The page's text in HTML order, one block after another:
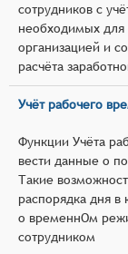
сотрудников с
необходимых для
организацией и
расчёта
Учёт рабочего
Функции Учёта
вести данные о
Такие
распорядка дня в
о временнОм
сотрудником